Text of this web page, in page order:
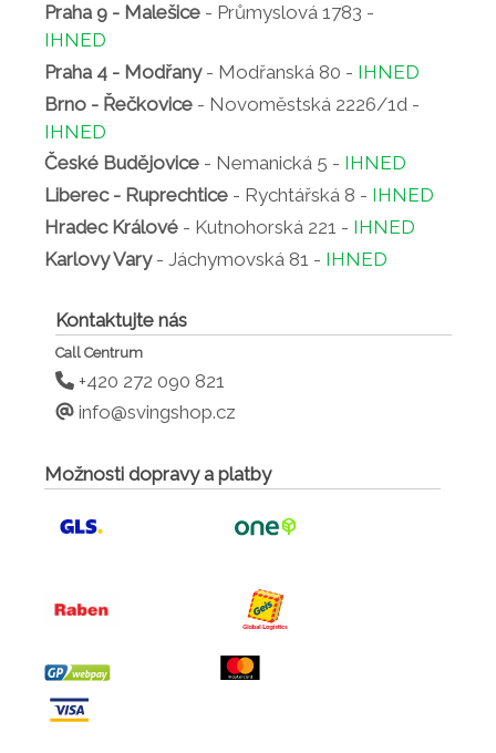
Praha 9 - Malešice - Průmyslová 1783 -
IHNED
Praha 4 - Modřany- Modřanská 80 - IHNED
Brno - Řečkovice - Novoměstská 2226/1d -
IHNED
České Budějovice - Nemanická 5 - IHNED
Liberec - Ruprechtice - Rychtářská 8 - IHNED
Hradec Králové - Kutnohorská 221 - IHNED
Karlovy Vary- Jáchymovská 81 - IHNED
Kontaktujte nás
Call Centrum
+420 272 090 821
info@svingshop.cz
Možnosti dopravy a platby